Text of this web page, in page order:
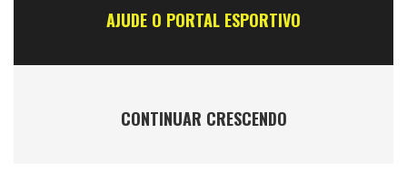
AJUDE O PORTAL ESPORTIVO
CONTINUAR CRESCENDO